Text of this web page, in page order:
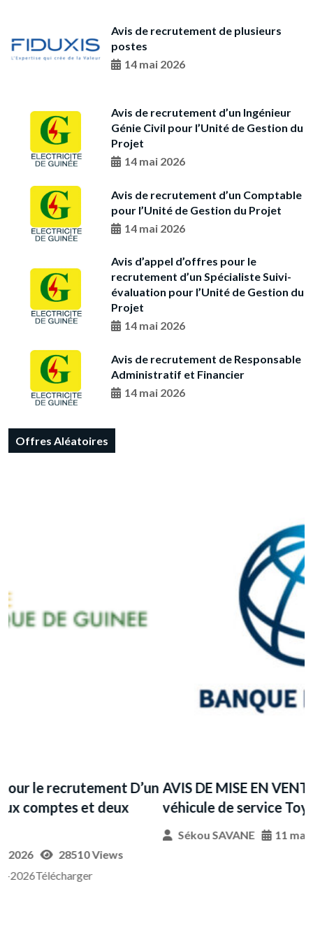
Avis de recrutement de plusieurs
postes
14 mai 2026
Avis de recrutement d’un Ingénieur
Génie Civil pour l’Unité de Gestion du
Projet
14 mai 2026
Avis de recrutement d’un Comptable
pour l’Unité de Gestion du Projet
14 mai 2026
Avis d’appel d’offres pour le
recrutement d’un Spécialiste Suivi-
évaluation pour l’Unité de Gestion du
Projet
14 mai 2026
Avis de recrutement de Responsable
Administratif et Financier
14 mai 2026
Offres Aléatoires
AVIS DE MISE EN VENTE PUBLIQUE : Un
véhicule de service Toyota Land Cruiser
11 mai 2026 3454 Views